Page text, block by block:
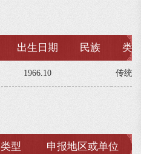
出生日期 民族 类
1966.10 传统
类型 申报地区或单位